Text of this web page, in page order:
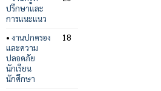
ปรึกษาและ
การแนะแนว
• งานปกครอง
และความ
ปลอดภัย
นักเรียน
นักศึกษา
18